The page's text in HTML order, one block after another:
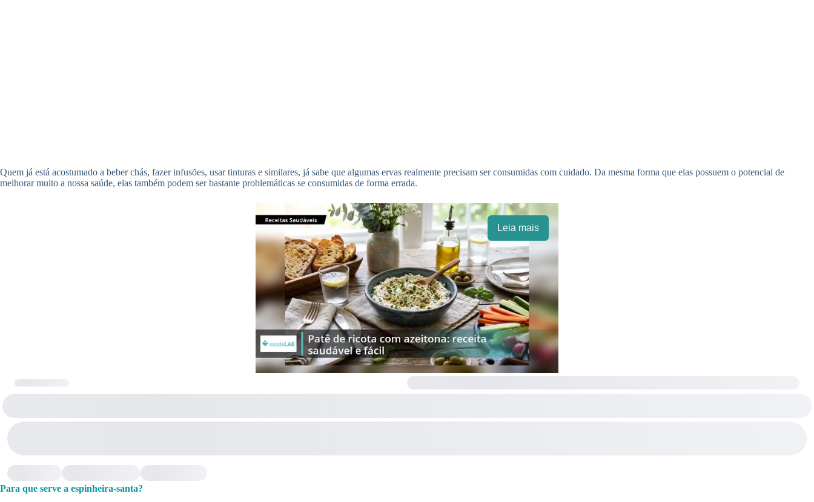
Quem já está acostumado a beber chás, fazer infusões, usar tinturas e similares, já sabe que algumas ervas realmente precisam ser consumidas com cuidado. Da mesma forma que elas possuem o potencial de
melhorar muito a nossa saúde, elas também podem ser bastante problemáticas se consumidas de forma errada.
Leia mais
Para que serve a espinheira-santa?